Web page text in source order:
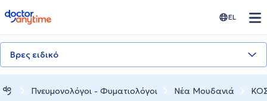
doctoranytime EL
Βρες ειδικό
Πνευμονολόγοι - Φυματιολόγοι Νέα Μουδανιά